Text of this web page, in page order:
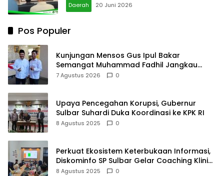
Daerah 20 Juni 2026
Pos Populer
Kunjungan Mensos Gus Ipul Bakar
Semangat Muhammad Fadhil Jangkau
Anak Keluarga Sangat Kurang Mampu
7 Agustus 2026 0
Upaya Pencegahan Korupsi, Gubernur
Sulbar Suhardi Duka Koordinasi ke KPK RI
8 Agustus 2025 0
Perkuat Ekosistem Keterbukaan Informasi,
Diskominfo SP Sulbar Gelar Coaching Klinik
PPID
8 Agustus 2025 0